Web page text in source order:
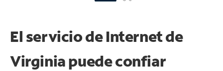
El servicio de Internet de
Virginia puedeconfiar